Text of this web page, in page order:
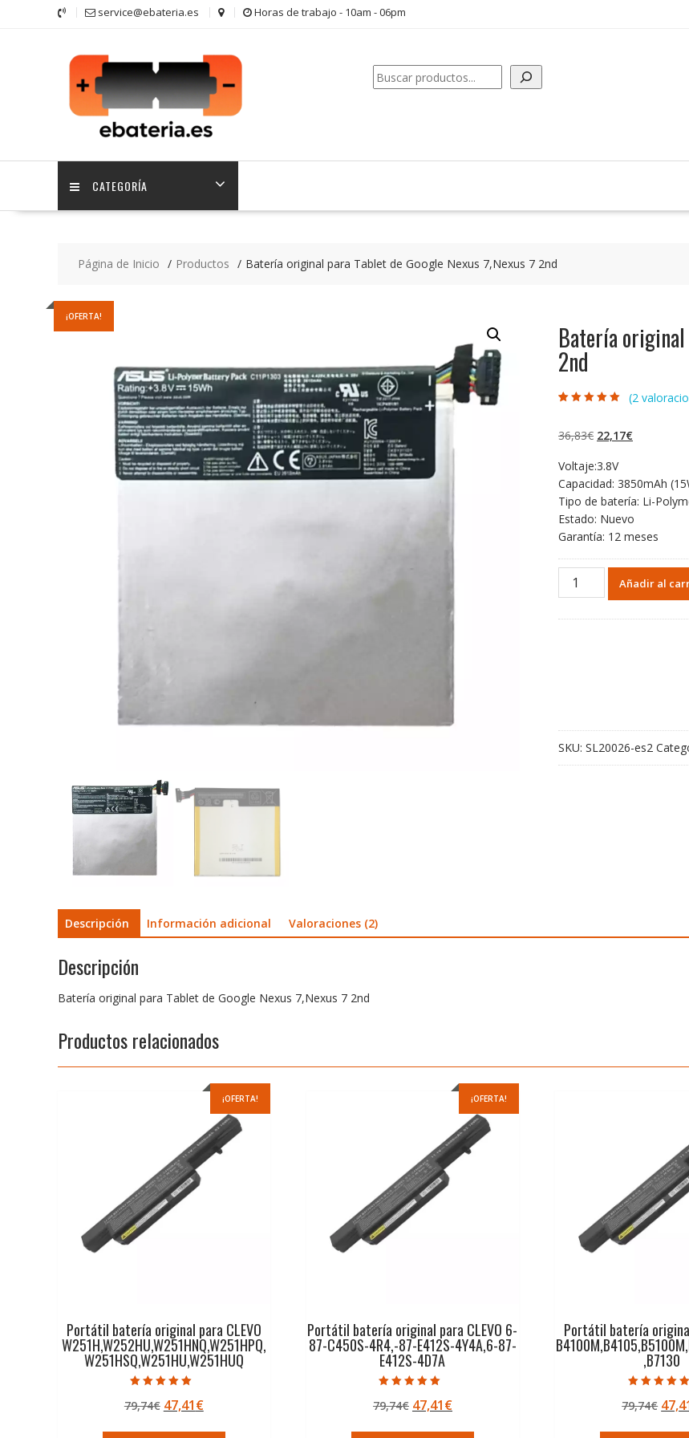
service@ebateria.es Horas de trabajo - 10am - 06pm
Buscar
CATEGORÍA
Página de Inicio Productos Batería original para Tablet de Google Nexus 7,Nexus 7 2nd
¡OFERTA!
Batería original
2nd
base a
valoraciones de
(2
36,83€ El
original
era:
36,83€.
22,17€El
es:
22,17€.
Voltaje:3.8V
Capacidad: 3850mAh
Tipo de batería: Li-
Estado: Nuevo
Garantía: 12 meses
Batería
2nd
cantidad
Añadir al
SKU: SL20026-es2
Descripción Información adicional Valoraciones (2)
Descripción
Batería original para Tablet de Google Nexus 7,Nexus 7 2nd
Productos relacionados
¡OFERTA!
Portátil batería original para CLEVO
W251H,W252HU,W251HNQ,W251HPQ,
W251HSQ,W251HU,W251HUQ
5.00
de 5
79,74€ El
47,41€El
¡OFERTA!
Portátil batería original para CLEVO 6-
87-C450S-4R4,-87-E412S-4Y4A,6-87-
E412S-4D7A
5.00
de 5
79,74€ El
47,41€El
Portátil batería
,B7130
5.00
de 5
79,74€ El